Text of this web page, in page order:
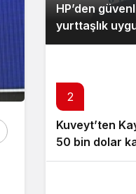
HP’den
yurttaşlık
öneriler
2
Kuveyt’ten
50 bin dolar